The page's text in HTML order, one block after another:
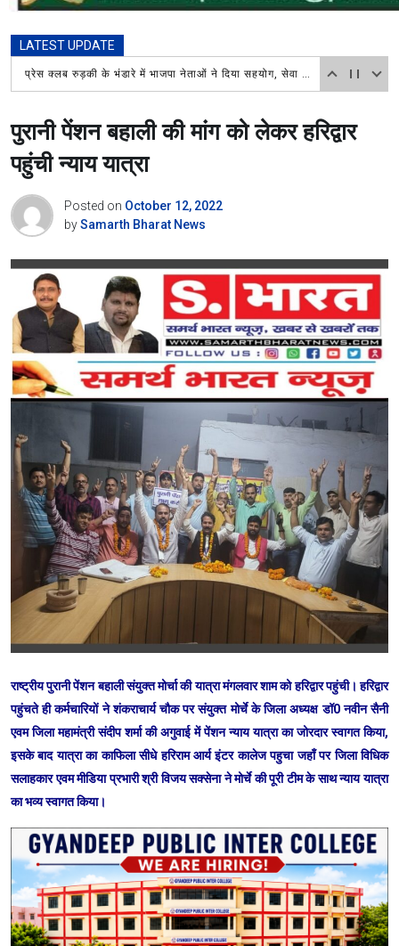
LATEST UPDATE
खोए बच्चे को सकुशल परिजनों से मिलाया, टेक्नोलॉजी बनी सहारा
पुरानी पेंशन बहाली की मांग को लेकर हरिद्वार
पहुंची न्याय यात्रा
Posted on October 12, 2022
bySamarth Bharat News
राष्ट्रीय पुरानी पेंशन बहाली संयुक्त मोर्चा की यात्रा मंगलवार शाम को हरिद्वार पहुंची। हरिद्वार
पहुंचते ही कर्मचारियों ने शंकराचार्य चौक पर संयुक्त मोर्चे के जिला अध्यक्ष डॉ0 नवीन सैनी
एवम जिला महामंत्री संदीप शर्मा की अगुवाई में पेंशन न्याय यात्रा का जोरदार स्वागत किया,
इसके बाद यात्रा का काफिला सीधे हरिराम आर्य इंटर कालेज पहुचा जहाँ पर जिला विधिक
सलाहकार एवम मीडिया प्रभारी श्री विजय सक्सेना ने मोर्चे की पूरी टीम के साथ न्याय यात्रा
का भव्य स्वागत किया।